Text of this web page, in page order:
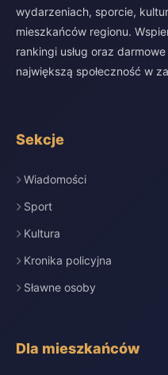
wydarzeniach, sporcie,
mieszkańców regionu.
rankingi usług oraz
największą społeczność w
Sekcje
Wiadomości
Sport
Kultura
Kronika policyjna
Sławne osoby
Dla mieszkańców